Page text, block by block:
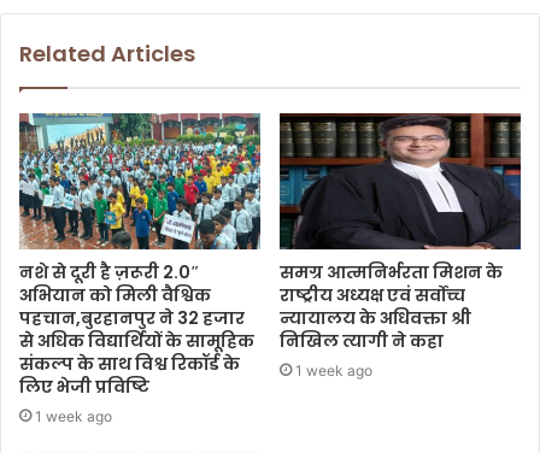
Related Articles
नशे से दूरी है ज़रूरी 2.0″
अभियान को मिली वैश्विक
पहचान,बुरहानपुर ने 32 हजार
से अधिक विद्यार्थियों के सामूहिक
संकल्प के साथ विश्व रिकॉर्ड के
लिए भेजी प्रविष्टि
1 week ago
समग्र आत्मनिर्भरता मिशन के
राष्ट्रीय अध्यक्ष एवं सर्वोच्च
न्यायालय के अधिवक्ता श्री
निखिल त्यागी ने कहा
1 week ago